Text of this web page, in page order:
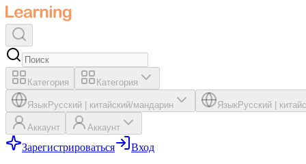
Категория Категория
ЯзыкРусский китайский/мандарин ЯзыкРусский
Аккаунт Аккаунт
Зарегистрироваться Вход